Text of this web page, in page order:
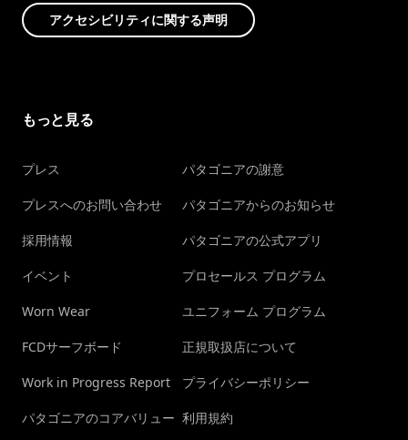
アクセシビリティに関する声明
もっと見る
プレス
プレスへのお問い合わせ
採用情報
イベント
Worn Wear
FCDサーフボード
Work in Progress Report
パタゴニアのコアバリュー
パタゴニアの謝意
パタゴニアからのお知らせ
パタゴニアの公式アプリ
プロセールス プログラム
ユニフォーム プログラム
正規取扱店について
プライバシーポリシー
利用規約